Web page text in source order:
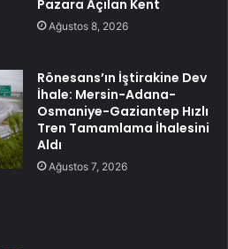
Pazara Açılan Kent
Ağustos 8, 2026
Rönesans’ın İştirakine Dev
İhale: Mersin-Adana-
Osmaniye-Gaziantep Hızlı
Tren Tamamlama İhalesini
Aldı
Ağustos 7, 2026